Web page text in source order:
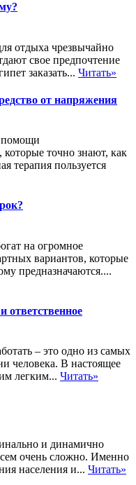
отдыха чрезвычайно
свое предпочтение
заказать... Читать»
от напряжения
помощи
точно знают, как
терапия пользуется
на огромное
вариантов, которые
предназначаются....
ответственное
– это одно из самых
человека. В настоящее
легким... Читать»
и динамично
очень сложно. Именно
населения и... Читать»